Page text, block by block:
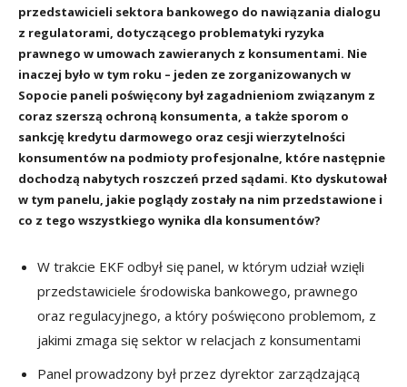
przedstawicieli sektora bankowego do nawiązania dialogu
z regulatorami, dotyczącego problematyki ryzyka
prawnego w umowach zawieranych z konsumentami. Nie
inaczej było w tym roku – jeden ze zorganizowanych w
Sopocie paneli poświęcony był zagadnieniom związanym z
coraz szerszą ochroną konsumenta, a także sporom o
sankcję kredytu darmowego oraz cesji wierzytelności
konsumentów na podmioty profesjonalne, które następnie
dochodzą nabytych roszczeń przed sądami. Kto dyskutował
w tym panelu, jakie poglądy zostały na nim przedstawione i
co z tego wszystkiego wynika dla konsumentów?
W trakcie EKF odbył się panel, w którym udział wzięli
przedstawiciele środowiska bankowego, prawnego
oraz regulacyjnego, a który poświęcono problemom, z
jakimi zmaga się sektor w relacjach z konsumentami
Panel prowadzony był przez dyrektor zarządzającą